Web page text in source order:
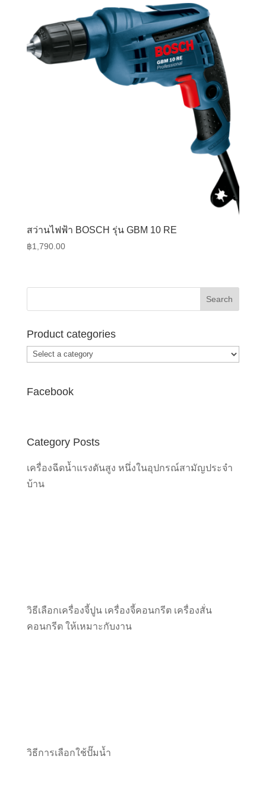
฿1,690.00.฿1,590.00.
สว่านไฟฟ้า BOSCH รุ่น GBM 10 RE
฿1,790.00
Product categories
Facebook
Category Posts
เครื่องฉีดน้ำแรงดันสูง หนึ่งในอุปกรณ์สามัญประจำ
บ้าน
วิธีเลือกเครื่องจี้ปูน เครื่องจี้คอนกรีต เครื่องสั่น
คอนกรีต ให้เหมาะกับงาน
วิธีการเลือกใช้ปั๊มน้ำ